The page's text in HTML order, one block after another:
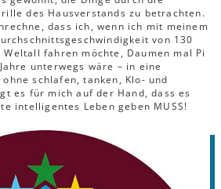
des Hausverstands zu betrachten.
dass ich, wenn ich mit meinem
von 130
Weltall fahren möchte, Daumen mal Pi
unterwegs wäre – in eine
schlafen, tanken, Klo- und
es für mich auf der Hand, dass es
intelligentes Leben geben MUSS!